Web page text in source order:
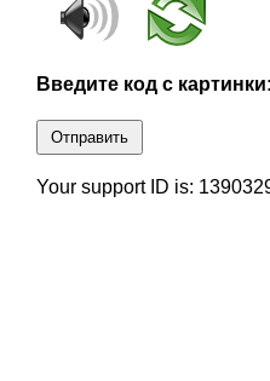
Введите код с картинки:
Отправить
Your support ID is: